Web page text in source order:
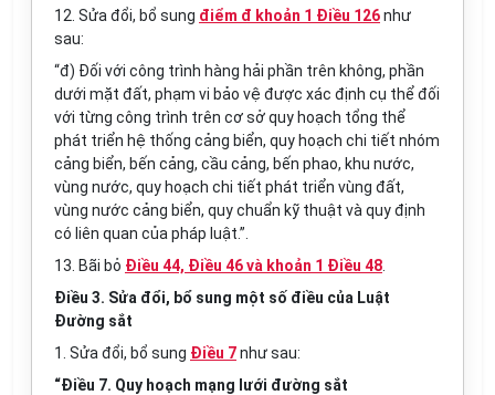
12. Sửa đổi, bổ sung điểm đ khoản 1 Điều 126như
sau:
“đ) Đối với công trình hàng hải phần trên không, phần
dưới mặt đất, phạm vi bảo vệ được xác định cụ thể đối
với từng công trình trên cơ sở quy hoạch tổng thể
phát triển hệ thống cảng biển, quy hoạch chi tiết nhóm
cảng biển, bến cảng, cầu cảng, bến phao, khu nước,
vùng nước, quy hoạch chi tiết phát triển vùng đất,
vùng nước cảng biển, quy chuẩn kỹ thuật và quy định
có liên quan của pháp luật.”.
13. Bãi bỏ Điều 44, Điều 46 và khoản 1 Điều 48
Điều 3. Sửa đổi, bổ sung một số điều của Luật
Đường sắt
1. Sửa đổi, bổ sung Điều 7như sau:
“Điều 7. Quy hoạch mạng lưới đường sắt